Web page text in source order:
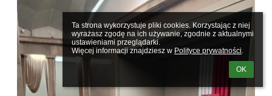
Ta strona wykorzystuje pliki cookies. Korzystając z niej
wyrażasz zgodę na ich używanie, zgodnie z aktualnymi
ustawieniami przeglądarki.
Więcej informacji znajdziesz w Polityce prywatności.
OK